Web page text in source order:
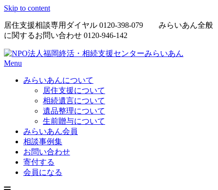
Skip to content
居住支援相談専用ダイヤル 0120-398-079
みらいあん全般
に関するお問い合わせ 0120-946-142
Menu
みらいあんについて
居住支援について
相続遺言について
遺品整理について
生前贈与について
みらいあん会員
相談事例集
お問い合わせ
寄付する
会員になる